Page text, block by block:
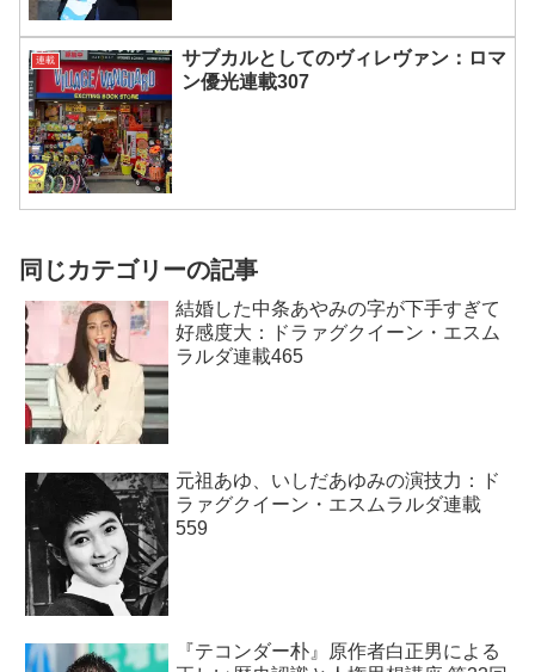
連載
サブカルとしてのヴィレヴァン：ロマ
ン優光連載307
同じカテゴリーの記事
結婚した中条あやみの字が下手すぎて
好感度大：ドラァグクイーン・エスム
ラルダ連載465
元祖あゆ、いしだあゆみの演技力：ド
ラァグクイーン・エスムラルダ連載
559
『テコンダー朴』原作者白正男による